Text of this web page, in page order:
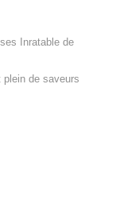
Inratable de
de saveurs